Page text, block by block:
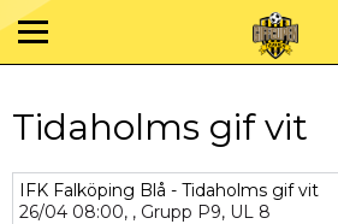
Tidaholms gif vit
IFK Falköping Blå - Tidaholms gif vit
26/04 08:00, , Grupp P9, UL 8